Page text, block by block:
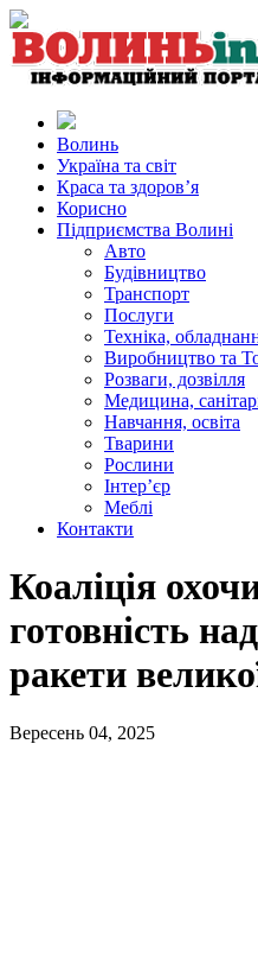
Волинь
Україна та світ
Краса та здоров’я
Корисно
Підприємства Волині
Авто
Будівництво
Транспорт
Послуги
Техніка,
Виробництво та
Розваги, дозвілля
Медицина,
Навчання, освіта
Тварини
Рослини
Інтер’єр
Меблі
Контакти
Коаліція
готовність
ракети
Вересень 04, 2025